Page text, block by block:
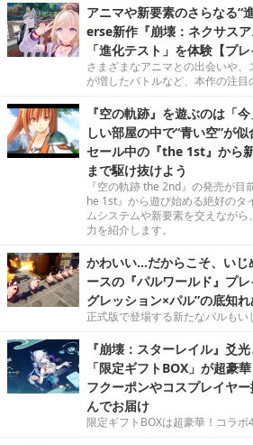
アニマや新要素のさらなる“
erse新作『崩壊：ネクサス
「進化テスト」を体験【プレ
さまざまなアニマとの出会いや
が増したバトルなど、本作の注目
『空の軌跡』を遊ぶのは「
しい部屋の中で“青い空”が
セール中の『the 1st』から
まで駆け抜けよう
『空の軌跡 the 2nd』の発売が
he 1st』から遊び始める絶好のタ
ムシステムや新要素を交えなが
力を紹介します。
かわいい…だからこそ、いじ
ースの『パルワールド』プ
グレッション×パル”の底知
正式版で登場する新たなパルもい
『崩壊：スターレイル』爻
「限定ギフトBOX」が超豪
フクーポンやコスプレイヤ
んでお届け
限定ギフトBOXは超豪華！コラ